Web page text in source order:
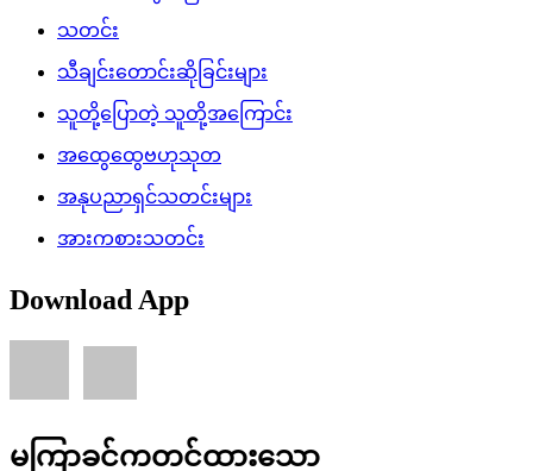
သတင်း
သီချင်းတောင်းဆိုခြင်းများ
သူတို့ပြောတဲ့ သူတို့အကြောင်း
အထွေထွေဗဟုသုတ
အနုပညာရှင်သတင်းများ
အားကစားသတင်း
Download App
မကြာခင်ကတင်ထားသော